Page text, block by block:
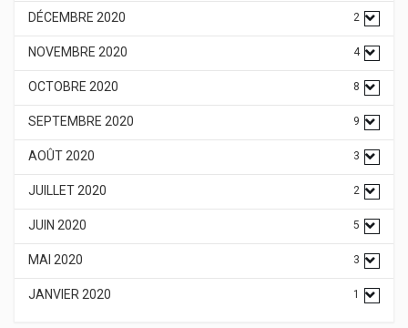
DÉCEMBRE 2020 2
NOVEMBRE 2020 4
OCTOBRE 2020 8
SEPTEMBRE 2020 9
AOÛT 2020 3
JUILLET 2020 2
JUIN 2020 5
MAI 2020 3
JANVIER 2020 1